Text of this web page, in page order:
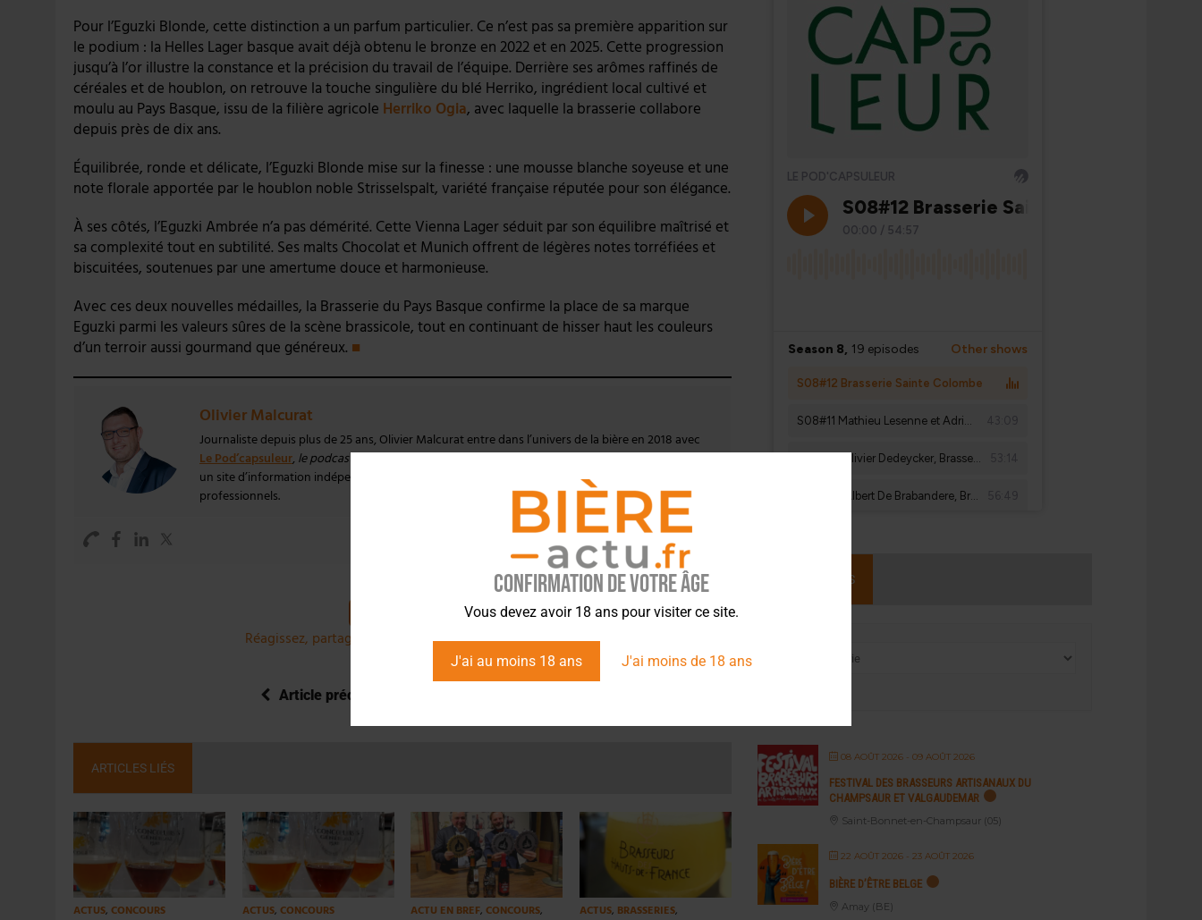
Confirmation de votre âge
Vous devez avoir 18 ans pour visiter ce site.
J'ai au moins 18 ans J'ai moins de 18 ans
Pour l’Eguzki Blonde, cette distinction a un parfum particulier. Ce n’est pas sa première apparition sur
le podium : la Helles Lager basque avait déjà obtenu le bronze en 2022 et en 2025. Cette progression
jusqu’à l’or illustre la constance et la précision du travail de l’équipe. Derrière ses arômes raffinés de
céréales et de houblon, on retrouve la touche singulière du blé Herriko, ingrédient local cultivé et
moulu au Pays Basque, issu de la filière agricole Herriko Ogia, avec laquelle la brasserie collabore
depuis près de dix ans.
Équilibrée, ronde et délicate, l’Eguzki Blonde mise sur la finesse : une mousse blanche soyeuse et une
note florale apportée par le houblon noble Strisselspalt, variété française réputée pour son élégance.
À ses côtés, l’Eguzki Ambrée n’a pas démérité. Cette Vienna Lager séduit par son équilibre maîtrisé et
sa complexité tout en subtilité. Ses malts Chocolat et Munich offrent de légères notes torréfiées et
biscuitées, soutenues par une amertume douce et harmonieuse.
Avec ces deux nouvelles médailles, la Brasserie du Pays Basque confirme la place de sa marque
Eguzki parmi les valeurs sûres de la scène brassicole, tout en continuant de hisser haut les couleurs
d’un terroir aussi gourmand que généreux. ■
Olivier Malcurat
Journaliste depuis plus de 25 ans, Olivier Malcurat entre dans l’univers de la bière en 2018 avec
Le Pod’capsuleur, le podcast qui aime la bière et les brasseurs
un site d’information indépendant et participatif à trois voix : journalistes, experts et
professionnels.
Réagissez, partagez et commentez l’info brassicole.
Article précédent
ARTICLES LIÉS
ACTUS, CONCOURS ACTUS, CONCOURS ACTU EN BREF,CONCOURS,
ACTUS, BRASSERIES,
ÉVÉNEMENTS
08 AOÛT 2026 - 09 AOÛT 2026
FESTIVAL DES BRASSEURS ARTISANAUX DU
CHAMPSAUR ET VALGAUDEMAR
Saint-Bonnet-en-Champsaur (05)
22 AOÛT 2026 - 23 AOÛT 2026
BIÈRE D’ÊTRE BELGE
Amay (BE)